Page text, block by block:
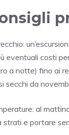
eventuali costi
a notte) fino ai
secchi da
al
strati e portare